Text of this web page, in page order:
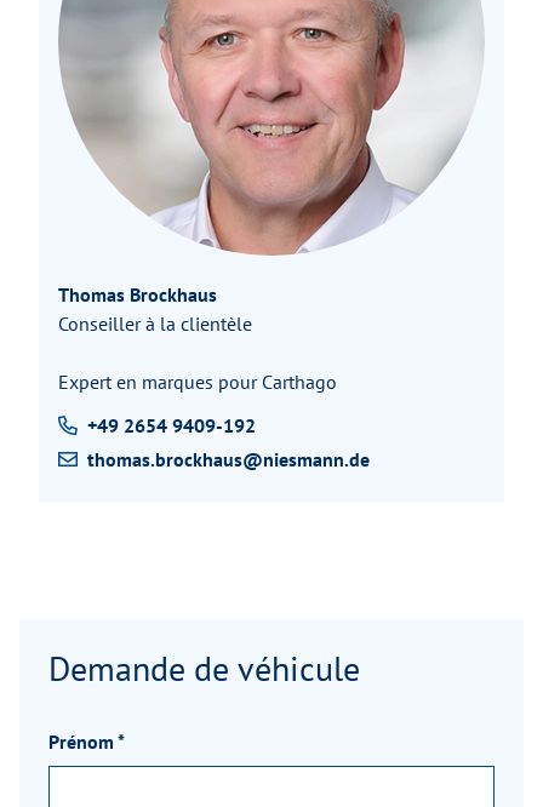
Thomas Brockhaus
Conseiller à la clientèle
Expert en marques pour Carthago
+49 2654 9409-192
thomas.brockhaus@niesmann.de
Demande de véhicule
Prénom *